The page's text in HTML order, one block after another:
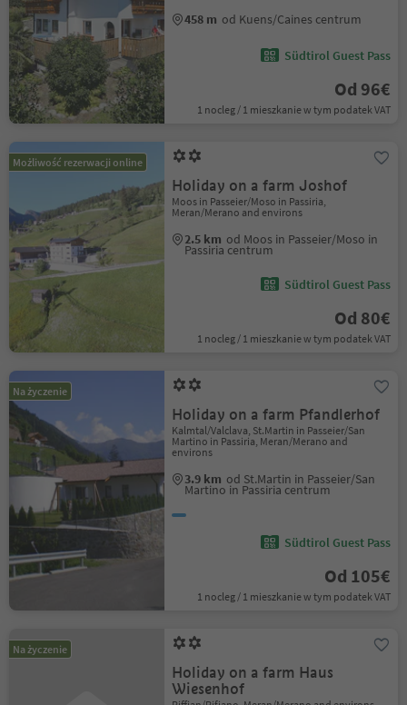
458 m od Kuens/Caines centrum
Südtirol Guest Pass
Od 96€
1 nocleg / 1 mieszkanie w tym podatek VAT
Możliwość rezerwacji online
Holiday on a farm Joshof
Moos in Passeier/Moso in Passiria,
Meran/Merano and environs
2.5 km od Moos in Passeier/Moso in
Passiria centrum
Südtirol Guest Pass
Od 80€
1 nocleg / 1 mieszkanie w tym podatek VAT
Na życzenie
Holiday on a farm Pfandlerhof
Kalmtal/Valclava, St.Martin in Passeier/San
Martino in Passiria, Meran/Merano and
environs
3.9 km od St.Martin in Passeier/San
Martino in Passiria centrum
Südtirol Guest Pass
Od 105€
1 nocleg / 1 mieszkanie w tym podatek VAT
Na życzenie
Holiday on a farm Haus
Wiesenhof